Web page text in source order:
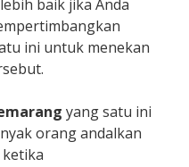
baik jika Anda
ini untuk menekan
yang satu ini
orang andalkan